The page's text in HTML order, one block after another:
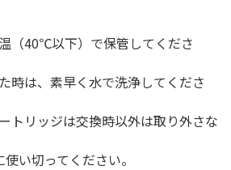
（40℃以下）で保管してくださ
時は、素早く水で洗浄してくださ
トリッジは交換時以外は取り外さな
い切ってください。